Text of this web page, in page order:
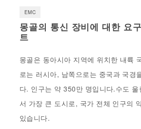
EMC
몽골의 통신 장비에 대한 요
트
몽골은 동아시아 지역에 위치한 내륙
로는 러시아, 남쪽으로는 중국과 국경
다. 인구는 약 350만 명입니다.수도 울
서 가장 큰 도시로, 국가 전체 인구의
있습니다.